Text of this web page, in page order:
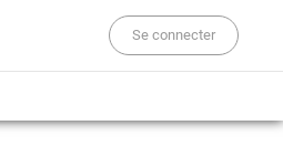
Se connecter